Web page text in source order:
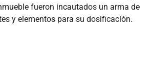
fueron incautados un arma de
y elementos para su dosificación.